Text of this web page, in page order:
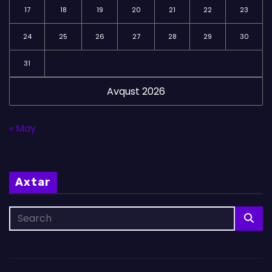
Avqust 2026
17 18 19 20 21 22 23
24 25 26 27 28 29 30
31
« May
Axtar